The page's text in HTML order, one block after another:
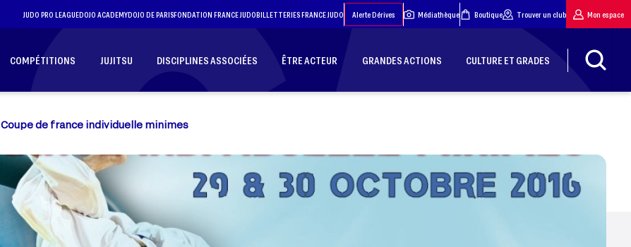
JUDO PRO LEAGUEDOJO ACADEMYDOJO DE PARISFONDATION FRANCE JUDOBILLETTERIES FRANCE JUDO Alerte Dérives Médiathèque Boutique Trouver un club Mon espace
COMPÉTITIONS JUJITSU DISCIPLINES ASSOCIÉES ÊTRE ACTEUR GRANDES ACTIONS CULTURE ET GRADES
Coupe de france individuelle minimes